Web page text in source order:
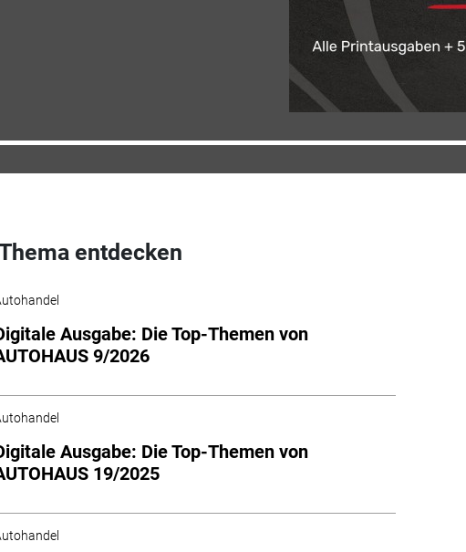
entdecken
Ausgabe: Die Top-Themen von
9/2026
Ausgabe: Die Top-Themen von
19/2025